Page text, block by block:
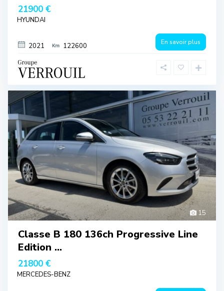
21900 €
HYUNDAI
2021 122600 En savoir plus
15
Classe B 180 136ch Progressive Line
Edition ...
21800 €
MERCEDES-BENZ